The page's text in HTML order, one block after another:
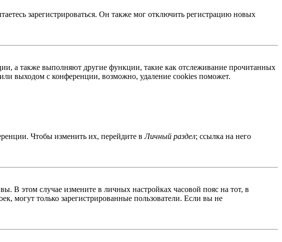
зарегистрироваться. Он также мог отключить регистрацию новых
а также выполняют другие функции, такие как отслеживание прочитанных
выходом с конференции, возможно, удаление cookies поможет.
Чтобы изменить их, перейдите вЛичный раздел; ссылка на него
В этом случае измените в личных настройках часовой пояс на тот, в
могут только зарегистрированные пользователи. Если вы не